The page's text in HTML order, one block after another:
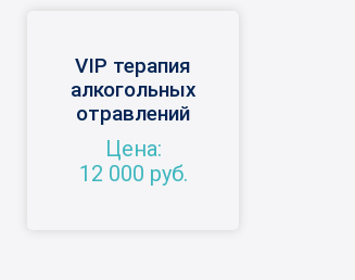
VIP терапия
алкогольных
отравлений
Цена:
12 000 руб.